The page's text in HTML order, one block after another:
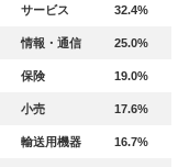
サービス 32.4%
情報・通信 25.0%
保険 19.0%
小売 17.6%
輸送用機器 16.7%